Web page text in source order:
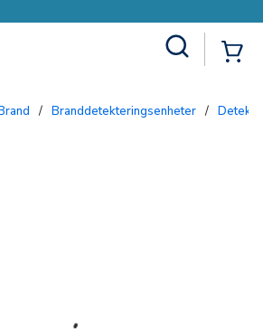
Brand / Branddetekteringsenheter /